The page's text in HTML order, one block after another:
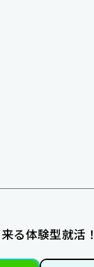
る体験型就活！